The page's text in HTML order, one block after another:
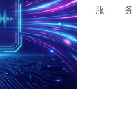
服 务